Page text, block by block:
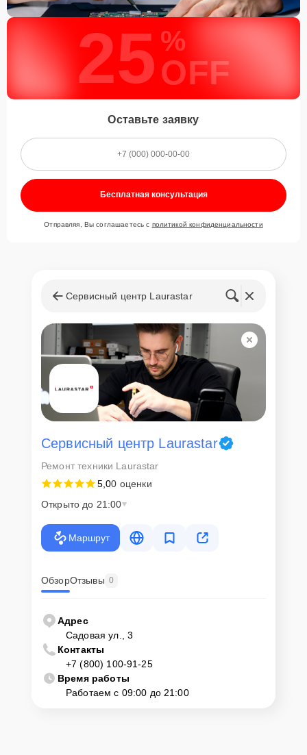
25 %
OFF
Оставьте заявку
Бесплатная консультация
Отправляя, Вы соглашаетесь с политикой конфиденциальности
Сервисный центр Laurastar
Сервисный центр Laurastar
Ремонт техники Laurastar
5,00 оценки
Открыто до 21:00
Маршрут
ОбзорОтзывы 0
Адрес
Садовая ул., 3
Контакты
+7 (800) 100-91-25
Время работы
Работаем с 09:00 до 21:00